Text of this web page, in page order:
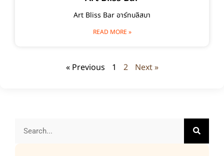
Art Bliss Bar อาร์ทบลิสบา
READ MORE »
« Previous 1 2 Next »